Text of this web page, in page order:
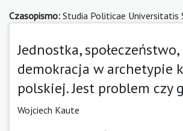
Czasopismo: Studia Politicae Universitatis
Jednostka, społeczeństwo,
demokracja w archetypie
polskiej. Jest problem czy
Wojciech Kaute